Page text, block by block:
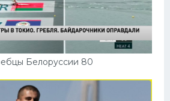
Белоруссии 80